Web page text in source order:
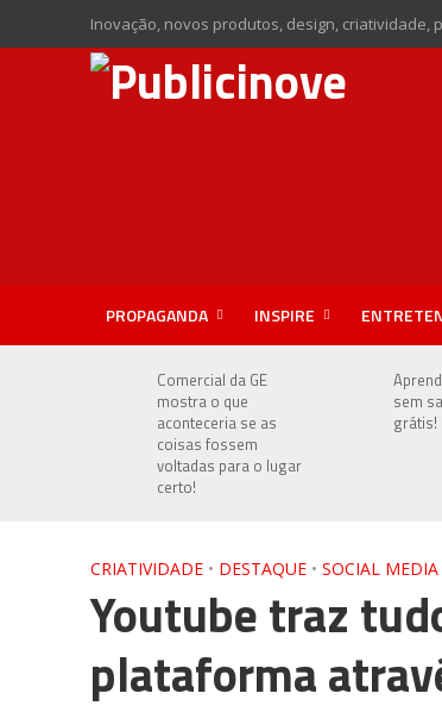
Inovação, novos produtos, design, criatividade,
PROPAGANDA INSPIRE
Comercial da GE
mostra o que
aconteceria se as
coisas fossem
voltadas para o lugar
certo!
sem
grátis!
CRIATIVIDADE • DESTAQUE • SOCIAL MEDIA
Youtube traz
plataforma